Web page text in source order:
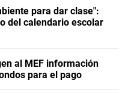
para dar clase":
del calendario escolar
al MEF información
para el pago